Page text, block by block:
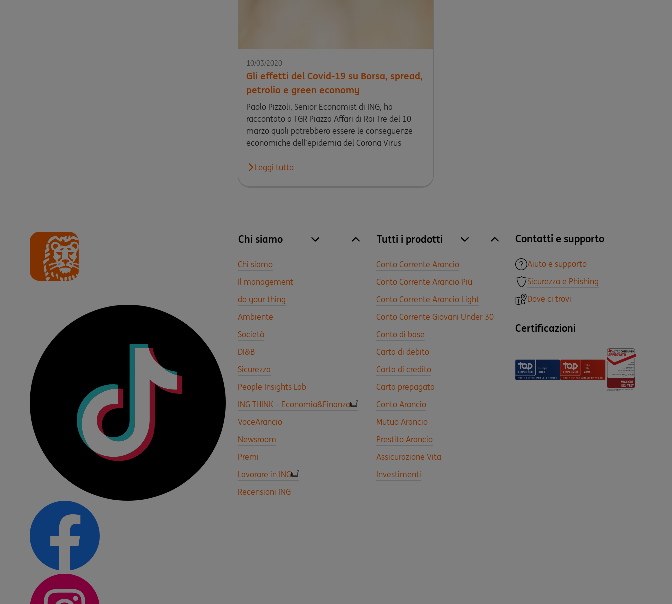
10/03/2020
Gli effetti del Covid-19 su Borsa, spread,
petrolio e green economy
Paolo Pizzoli, Senior Economist di ING, ha
raccontato a TGR Piazza Affari di Rai Tre del 10
marzo quali potrebbero essere le conseguenze
economiche dell’epidemia del Corona Virus
Leggi tutto
Chi siamo site.accordion.apri [it-IT] Chi siamo
Chiudi Chi siamo
Chi siamo
Il management
do your thing
Ambiente
Società
DI&B
Sicurezza
People Insights Lab
ING THINK – Economia&Finanza
VoceArancio
Newsroom
Premi
Lavorare in ING
Recensioni ING
Tutti i prodotti site.accordion.apri [it-IT] Tutti i prodotti
Chiudi Tutti i prodotti
Conto Corrente Arancio
Conto Corrente Arancio Più
Conto Corrente Arancio Light
Conto Corrente Giovani Under 30
Conto di base
Carta di debito
Carta di credito
Carta prepagata
Conto Arancio
Mutuo Arancio
Prestito Arancio
Assicurazione Vita
Investimenti
Contatti e supporto
Aiuto e supporto
Sicurezza e Phishing
Dove ci trovi
Certificazioni